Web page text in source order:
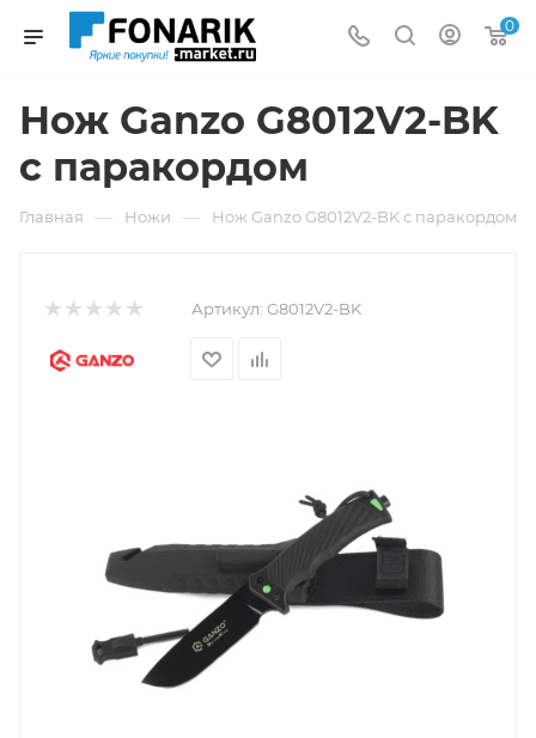
0
Нож Ganzo G8012V2-BK
с паракордом
Главная — Ножи — Нож Ganzo G8012V2-BK с паракордом
Артикул: G8012V2-BK